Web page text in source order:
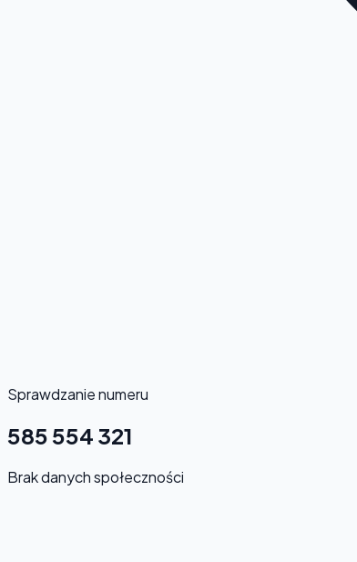
Sprawdzanie numeru
585 554 321
Brak danych społeczności